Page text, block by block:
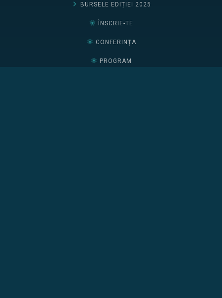
BURSELE EDIȚIEI 2025
ÎNSCRIE-TE
CONFERINȚA
PROGRAM